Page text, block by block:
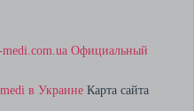
Официальный
в Украине Карта сайта